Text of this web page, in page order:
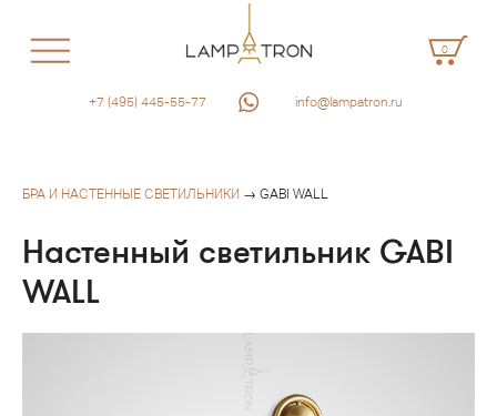
0
+7 (495) 445-55-77 info@lampatron.ru
БРА И НАСТЕННЫЕ СВЕТИЛЬНИКИ → GABI WALL
Настенный светильник GABI
WALL